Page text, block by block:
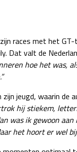
races met het
Dat valt de
hoe het was,
zijn jeugd, waarin
hij stiekem,
was ik gewoon
het hoort er wel